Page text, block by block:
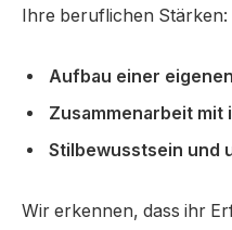
Ihre beruflichen Stärken:
Aufbau einer
Zusammenarbeit
Stilbewusstsein und
Wir erkennen, dass ihr